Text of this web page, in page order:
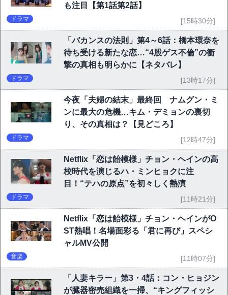
も注目【第1話第2話】
ドラマ [15時30分]
「バカンスの法則」第4～6話：橋本環奈を
待ち受ける新たな恋…“4股ゲス不倫”の衝
撃の真相も明らかに【ネタバレ】
ドラマ [13時17分]
今夜「夫婦の結末」最終回 ナムグン・ミ
ンに最大の危機…キム・デミョンの裏切
り、その真相は？【見どころ】
ドラマ [12時47分]
Netflix「恋は飴模様」チョン・ヘインの高
校時代を演じるハ・ミンヒョクに注
目！“テハの原点”を初々しく熱演
ドラマ [11時21分]
Netflix「恋は飴模様」チョン・ヘインがO
ST熱唱！名場面彩る「君に再び」スペシ
ャルMV公開
音楽 [11時07分]
「人妻キラー」第3・4話：コン・ヒョジン
が臓器密売組織を一掃、“キングフィッシ